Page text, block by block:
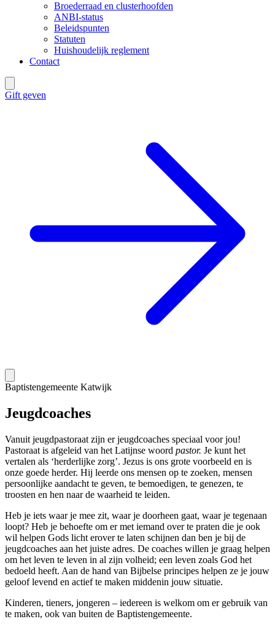
Broederraad en clusterhoofden
ANBI-status
Beleidspunten
Statuten
Huishoudelijk reglement
Contact
Gift geven
Baptistengemeente Katwijk
Jeugdcoaches
Vanuit jeugdpastoraat zijn er jeugdcoaches speciaal voor jou!
Pastoraat is afgeleid van het Latijnse woord pastor. Je kunt het
vertalen als ‘herderlijke zorg’. Jezus is ons grote voorbeeld en is
onze goede herder. Hij leerde ons mensen op te zoeken, mensen
persoonlijke aandacht te geven, te bemoedigen, te genezen, te
troosten en hen naar de waarheid te leiden.
Heb je iets waar je mee zit, waar je doorheen gaat, waar je tegenaan
loopt? Heb je behoefte om er met iemand over te praten die je ook
wil helpen Gods licht erover te laten schijnen dan ben je bij de
jeugdcoaches aan het juiste adres. De coaches willen je graag helpen
om het leven te leven in al zijn volheid; een leven zoals God het
bedoeld heeft. Aan de hand van Bijbelse principes helpen ze je jouw
geloof levend en actief te maken middenin jouw situatie.
Kinderen, tieners, jongeren – iedereen is welkom om er gebruik van
te maken, ook van buiten de Baptistengemeente.